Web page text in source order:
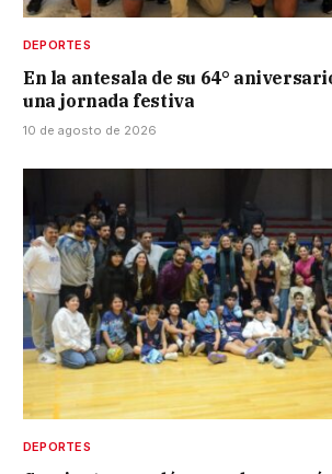
DEPORTES
En la antesala de su 64°
una jornada festiva
10 de agosto de 2026
DEPORTES